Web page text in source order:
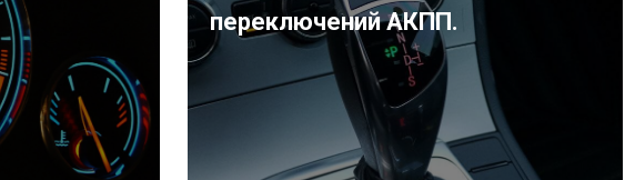
переключений АКПП.